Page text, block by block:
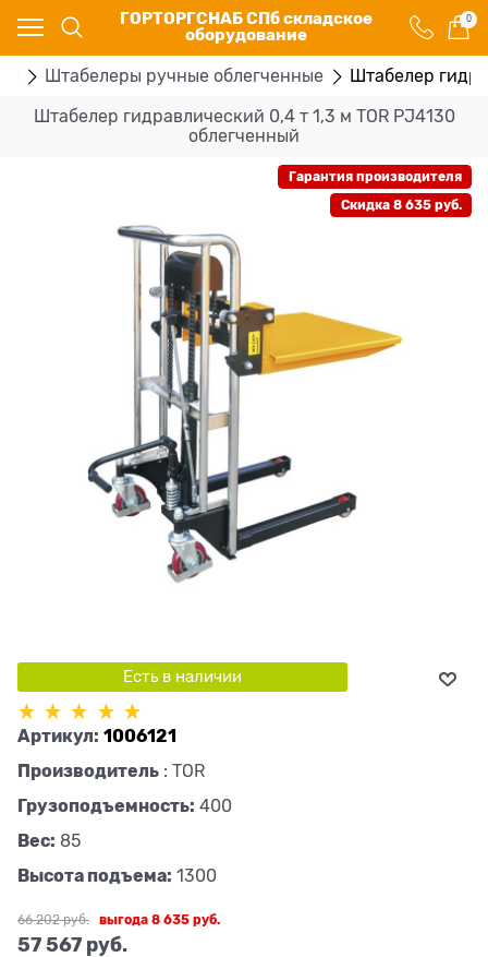
ГОРТОРГСНАБ СПб складское
оборудование
0
Штабелеры ручные облегченные Штабелер
Штабелер гидравлический 0,4 т 1,3 м TOR PJ4130
облегченный
Гарантия производителя
Скидка 8 635 руб.
Есть в наличии
Артикул: 1006121
Производитель : TOR
Грузоподъемность: 400
Вес: 85
Высота подъема: 1300
66 202 руб.
57 567 руб.
выгода8 635 руб.